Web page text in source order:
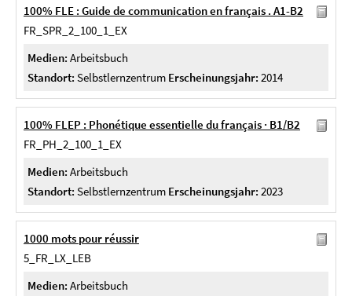
100% FLE : Guide de communication en français . A1-B2
FR_SPR_2_100_1_EX
Medien: Arbeitsbuch
Standort: Selbstlernzentrum Erscheinungsjahr: 2014
100% FLEP : Phonétique essentielle du français · B1/B2
FR_PH_2_100_1_EX
Medien: Arbeitsbuch
Standort: Selbstlernzentrum Erscheinungsjahr: 2023
1000 mots pour réussir
5_FR_LX_LEB
Medien: Arbeitsbuch